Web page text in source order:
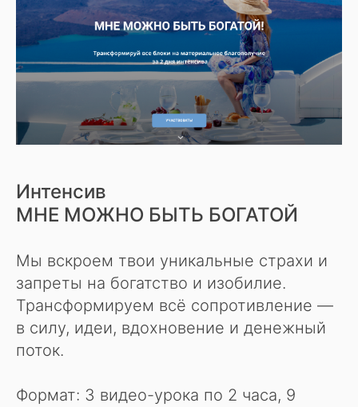
Интенсив
МНЕ МОЖНО БЫТЬ БОГАТОЙ
Мы вскроем твои уникальные страхи и
запреты на богатство и изобилие.
Трансформируем всё сопротивление —
в силу, идеи, вдохновение и денежный
поток.
Формат: 3 видео-урока по 2 часа, 9